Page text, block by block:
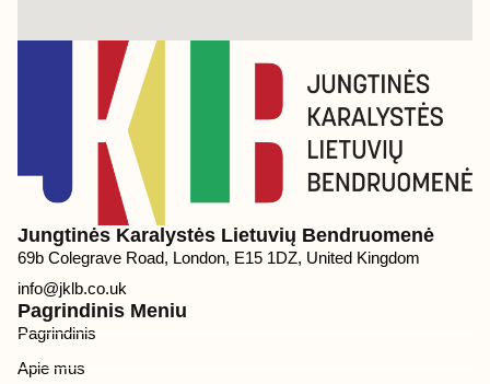
Jungtinės Karalystės Lietuvių Bendruomenė
69b Colegrave Road, London, E15 1DZ, United Kingdom
info@jklb.co.uk
Pagrindinis Meniu
Pagrindinis
Apie mus